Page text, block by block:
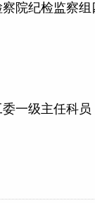
院纪检监察
一级主任科员